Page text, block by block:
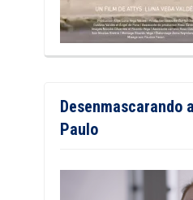
Desenmascarando
Paulo